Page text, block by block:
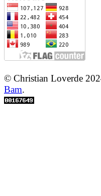
© Christian Loverde
Bam.